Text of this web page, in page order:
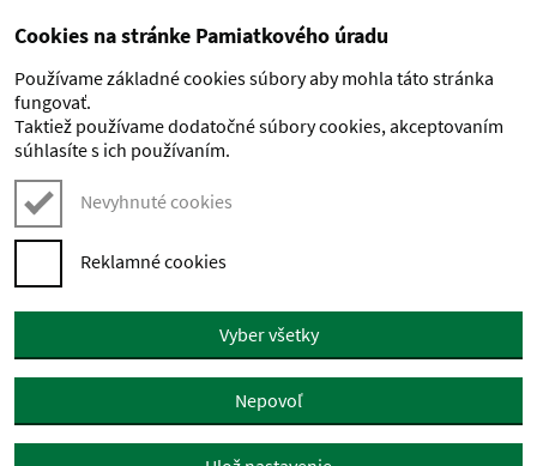
Preskočiť na hlavný obsah
Cookies na stránke Pamiatkového úradu
Používame základné cookies súbory aby mohla táto stránka
fungovať.
Taktiež používame dodatočné súbory cookies, akceptovaním
súhlasíte s ich používaním.
Nevyhnuté cookies
Reklamné cookies
Vyber všetky
Nepovoľ